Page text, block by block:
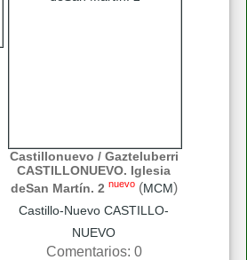
Castillonuevo / Gazteluberri
CASTILLONUEVO. Iglesia
deSan Martín. 2 nuevo(MCM)
Castillo-Nuevo CASTILLO-
NUEVO
Comentarios: 0